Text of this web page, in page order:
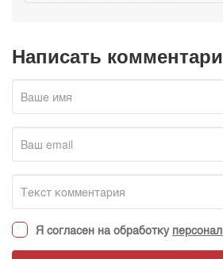
Написать
Я согласен на обработку